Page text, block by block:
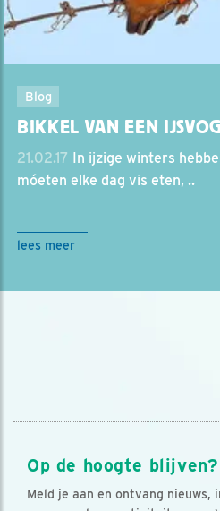
Blog
BIKKEL VAN EEN
21.02.17 In ijzige winters
móeten elke dag vis eten, ..
lees meer
Op de hoogte blijven?
Meld je aan en ontvang